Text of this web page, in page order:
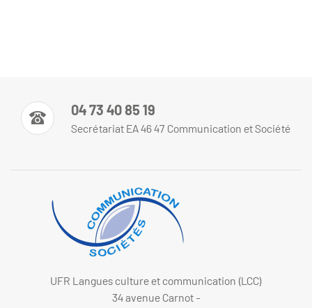
04 73 40 85 19
Secrétariat EA 46 47 Communication et Société
UFR Langues culture et communication (LCC)
34 avenue Carnot -